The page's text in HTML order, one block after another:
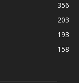
356
203
193
158